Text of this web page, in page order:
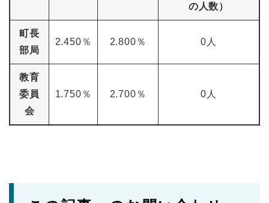
の人数）
町長
部局
2.450％ 2.800％ 0人
教育
委員
会
1.750％ 2.700％ 0人